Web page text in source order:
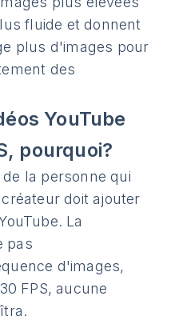
fluide et donnent
plus d'images pour
des
YouTube
pourquoi?
la personne qui
doit ajouter
La
pas
d'images,
FPS, aucune